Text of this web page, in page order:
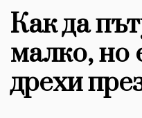
Dialogue
Изкуство
4340
Красота
Как да
малко, но
дрехи